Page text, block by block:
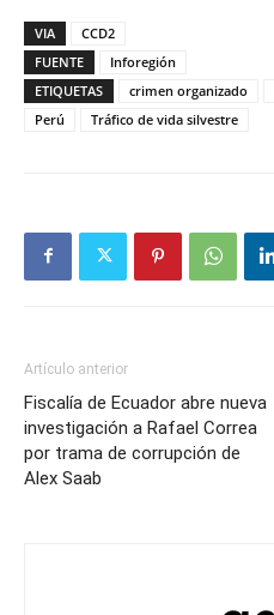
VIA
CCD2
FUENTE
Inforegión
ETIQUETAS
crimen organizado
Perú
Tráfico de vida silvestre
Artículo anterior
Fiscalía de Ecuador abre nueva
investigación a Rafael Correa
por trama de corrupción de
Alex Saab